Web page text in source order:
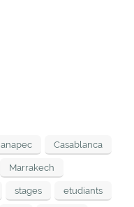
anapec Casablanca
Marrakech
stages etudiants